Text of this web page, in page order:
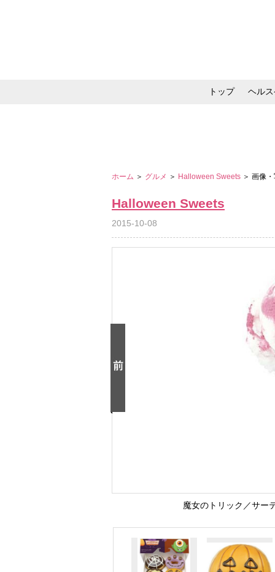
トップ ヘル
ホーム ＞ グルメ ＞ Halloween Sweets ＞ 画像
Halloween Sweets
2015-10-08
魔女のトリック／サー